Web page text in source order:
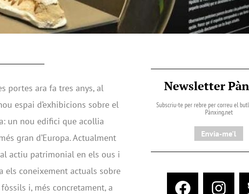
portes ara fa tres anys, al
espai d’exhibicions sobre el
un nou edifici que acollia
gran d’Europa. Actualment
actiu patrimonial en els ous i
els coneixement actuals sobre
i, més concretament, a
Newsletter
Subscriu-te per rebre per correu el
Pànxing.net​
Envia-me'l